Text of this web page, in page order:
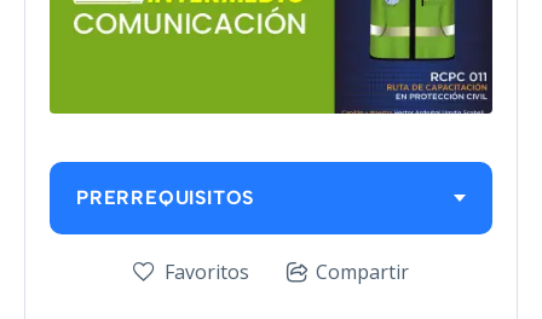
PRERREQUISITOS
Favoritos Compartir